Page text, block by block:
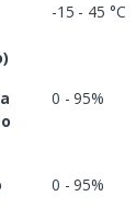
-15 - 45 °C
0 - 95%
0 - 95%